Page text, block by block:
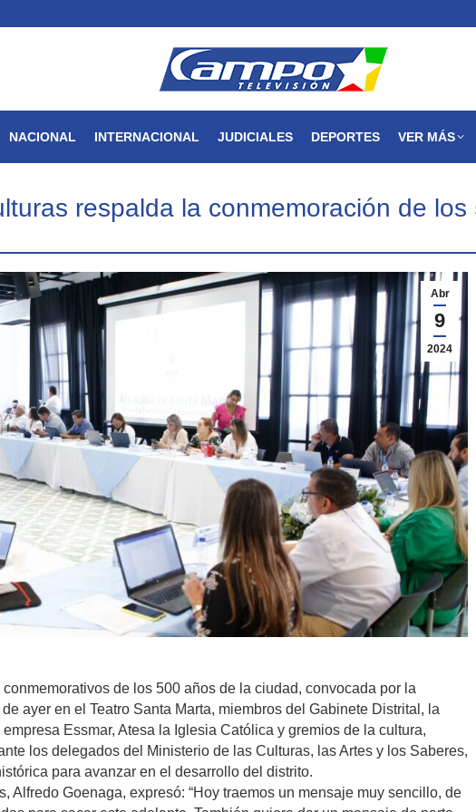
NACIONAL INTERNACIONAL JUDICIALES DEPORTES VER MÁS
respalda la conmemoración de
Abr
9
2024
de los 500 años de la ciudad, convocada por la
ayer en el Teatro Santa Marta, miembros del Gabinete Distrital, la
Essmar, Atesa la Iglesia Católica y gremios de la cultura,
los delegados del Ministerio de las Culturas, las Artes y los Saberes,
para avanzar en el desarrollo del distrito.
Alfredo Goenaga, expresó: “Hoy traemos un mensaje muy sencillo, de
NACIONAL INTERNACIONAL